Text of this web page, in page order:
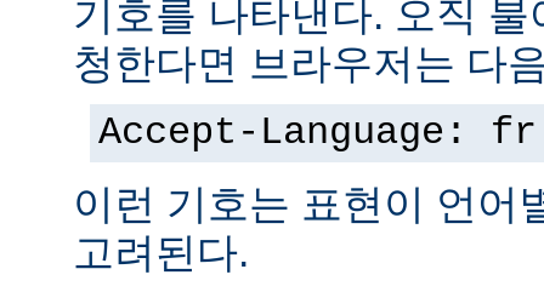
기호를 나타낸다. 오직
청한다면 브라우저는 다
Accept-Language: fr
이런 기호는 표현이 언어
고려된다.